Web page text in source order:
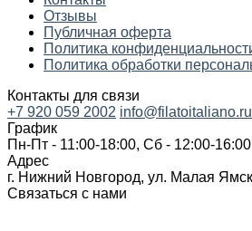
Отзывы
Публичная оферта
Политика
Политика обработки
Контакты для связи
+7 920 059 2002 info@filatoitaliano.ru
График
Пн-Пт - 11:00-18:00, Сб - 12:00-16:00
Адрес
г. Нижний Новгород, ул. Малая
Связаться с нами